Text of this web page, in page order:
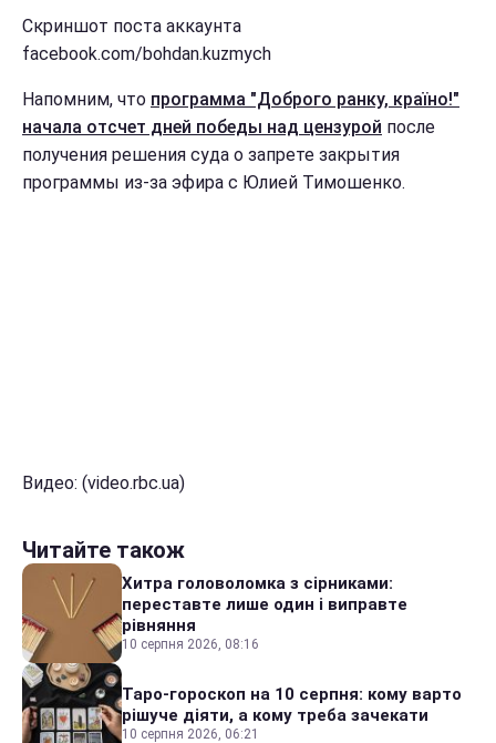
Скриншот поста аккаунта
facebook.com/bohdan.kuzmych
Напомним, что программа "Доброго ранку, країно!"
начала отсчет дней победы над цензурой после
получения решения суда о запрете закрытия
программы из-за эфира с Юлией Тимошенко.
Видео: (video.rbc.ua)
Читайте також
Хитра головоломка з сірниками:
переставте лише один і виправте
рівняння
10 серпня 2026, 08:16
Таро-гороскоп на 10 серпня: кому варто
рішуче діяти, а кому треба зачекати
10 серпня 2026, 06:21